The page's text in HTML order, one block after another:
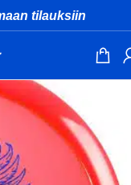
tilauksiin